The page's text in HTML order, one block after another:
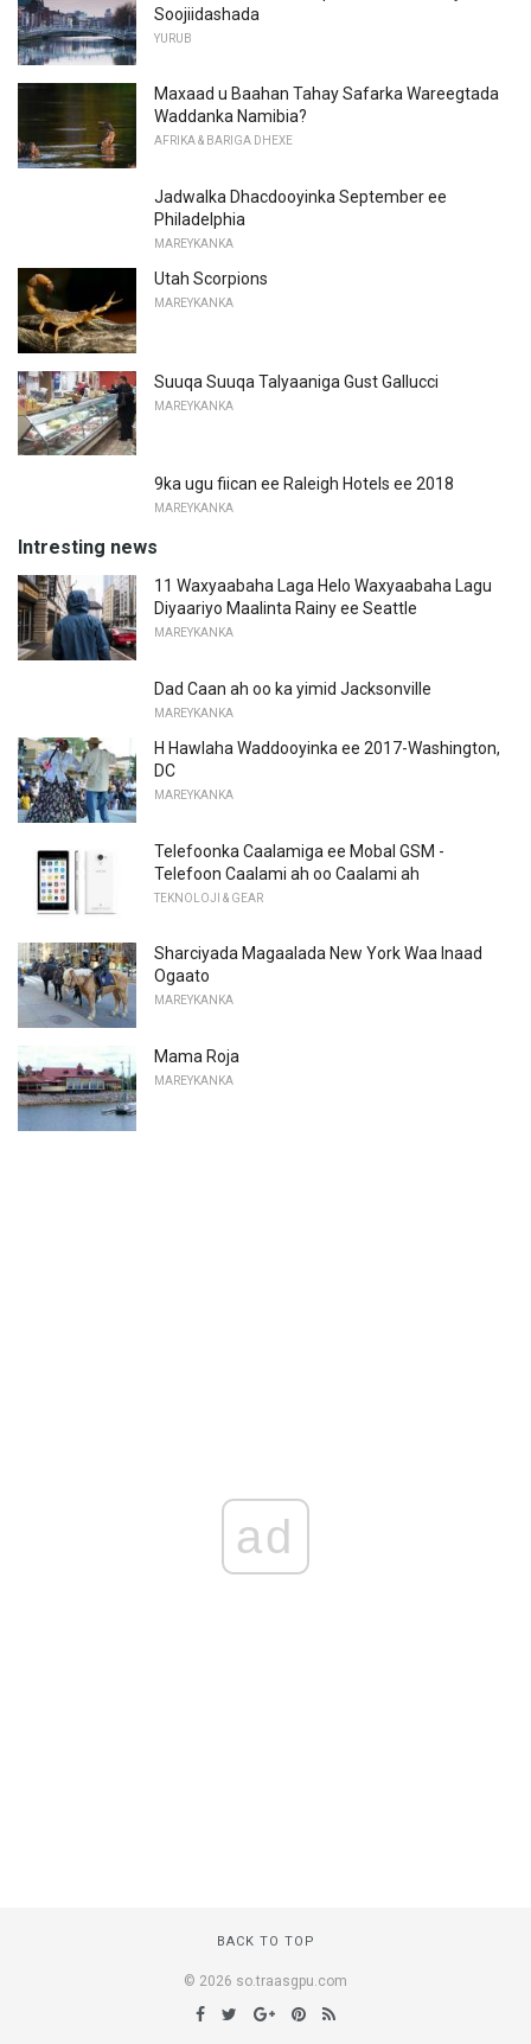
Soojiidashada
YURUB
Maxaad u Baahan Tahay Safarka Wareegtada
Waddanka Namibia?
AFRIKA & BARIGA DHEXE
Jadwalka Dhacdooyinka September ee
Philadelphia
MAREYKANKA
Utah Scorpions
MAREYKANKA
Suuqa Suuqa Talyaaniga Gust Gallucci
MAREYKANKA
9ka ugu fiican ee Raleigh Hotels ee 2018
MAREYKANKA
Intresting news
11 Waxyaabaha Laga Helo Waxyaabaha Lagu
Diyaariyo Maalinta Rainy ee Seattle
MAREYKANKA
Dad Caan ah oo ka yimid Jacksonville
MAREYKANKA
H Hawlaha Waddooyinka ee 2017-Washington,
DC
MAREYKANKA
Telefoonka Caalamiga ee Mobal GSM -
Telefoon Caalami ah oo Caalami ah
TEKNOLOJI & GEAR
Sharciyada Magaalada New York Waa Inaad
Ogaato
MAREYKANKA
Mama Roja
MAREYKANKA
ad
BACK TO TOP
© 2026 so.traasgpu.com